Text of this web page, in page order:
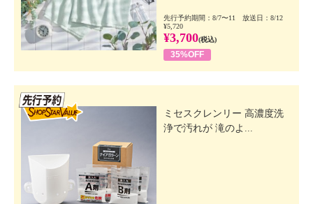
先行予約期間：8/7〜11 放送日：8/12
¥5,720
¥3,700(税込)
35%OFF
ミセスクレンリー 高濃度洗
浄で汚れが 滝のよ...